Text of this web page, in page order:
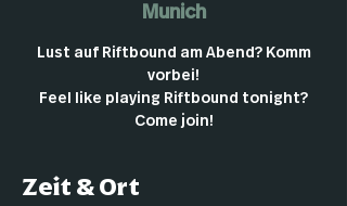
Munich
Lust auf Riftbound am Abend? Komm
vorbei!
Feel like playing Riftbound tonight?
Come join!
Zeit & Ort